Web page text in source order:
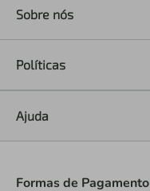
Sobre nós
Políticas
Ajuda
Formas de Pagamento